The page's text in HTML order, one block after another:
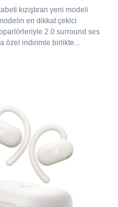
kızıştıran yeni modeli
en dikkat çekici
2.0 surround ses
özel indirimle birlikte...